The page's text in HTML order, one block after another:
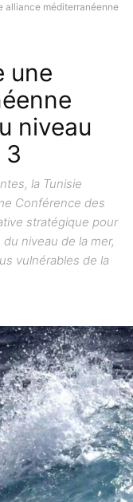
alliance méditerranéenne
une
niveau
3
la Tunisie
Conférence des
stratégique pour
niveau de la mer,
vulnérables de la